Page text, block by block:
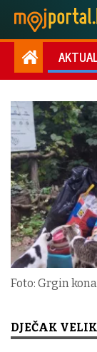
Foto: Grgin
DJEČAK